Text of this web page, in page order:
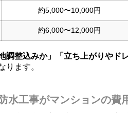
約5,000〜10,000円
約6,000〜12,000円
調整込みか」「立ち上がりやド
ります。
水工事がマンションの費